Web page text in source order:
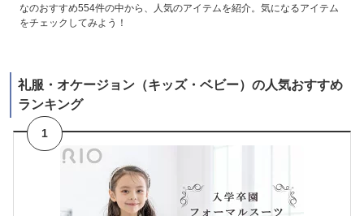
なのおすすめ554件の中から、人気のアイテムを紹介。気になるアイテム
をチェックしてみよう！
礼服・オケージョン（キッズ・ベビー）の人気おすすめ
ランキング
1